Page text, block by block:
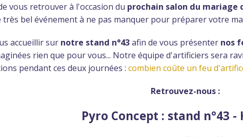
vous retrouver à l'occasion du prochain salon du mariage
bel événement à ne pas manquer pour préparer votre
accueillir sur notre stand n°43afin de vous présenter nos
rien que pour vous... Notre équipe d'artificiers sera
pendant ces deux journées : combien coûte un feu
Retrouvez-nous :
Pyro Concept : stand n°43 -